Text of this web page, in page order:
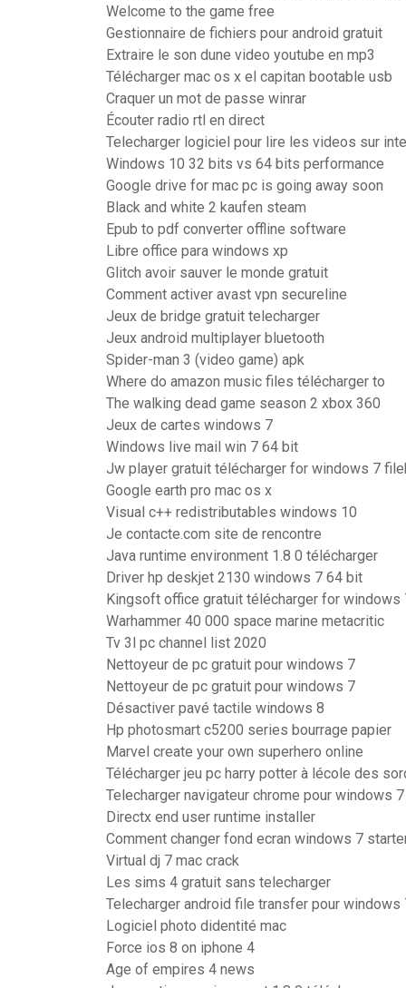
Welcome to the game free
Gestionnaire de fichiers pour android gratuit
Extraire le son dune video youtube en mp3
Télécharger mac os x el capitan bootable usb
Craquer un mot de passe winrar
Écouter radio rtl en direct
Telecharger logiciel pour lire les videos sur
Windows 10 32 bits vs 64 bits performance
Google drive for mac pc is going away soon
Black and white 2 kaufen steam
Epub to pdf converter offline software
Libre office para windows xp
Glitch avoir sauver le monde gratuit
Comment activer avast vpn secureline
Jeux de bridge gratuit telecharger
Jeux android multiplayer bluetooth
Spider-man 3 (video game) apk
Where do amazon music files télécharger to
The walking dead game season 2 xbox 360
Jeux de cartes windows 7
Windows live mail win 7 64 bit
Jw player gratuit télécharger for windows 7
Google earth pro mac os x
Visual c++ redistributables windows 10
Je contacte.com site de rencontre
Java runtime environment 1.8 0 télécharger
Driver hp deskjet 2130 windows 7 64 bit
Kingsoft office gratuit télécharger for windows
Warhammer 40 000 space marine metacritic
Tv 3l pc channel list 2020
Nettoyeur de pc gratuit pour windows 7
Nettoyeur de pc gratuit pour windows 7
Désactiver pavé tactile windows 8
Hp photosmart c5200 series bourrage papier
Marvel create your own superhero online
Télécharger jeu pc harry potter à lécole des
Telecharger navigateur chrome pour windows 7
Directx end user runtime installer
Comment changer fond ecran windows 7
Virtual dj 7 mac crack
Les sims 4 gratuit sans telecharger
Telecharger android file transfer pour windows
Logiciel photo didentité mac
Force ios 8 on iphone 4
Age of empires 4 news